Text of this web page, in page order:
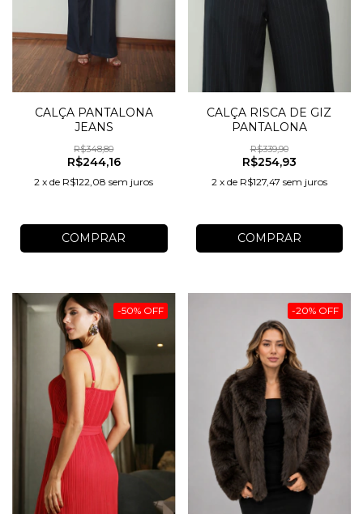
CALÇA PANTALONA
JEANS
R$348,80
R$244,16
2 xde R$122,08 sem juros
COMPRAR
CALÇA RISCA DE GIZ
PANTALONA
R$339,90
R$254,93
2 x de R$127,47 sem juros
COMPRAR
-50% OFF -20% OFF